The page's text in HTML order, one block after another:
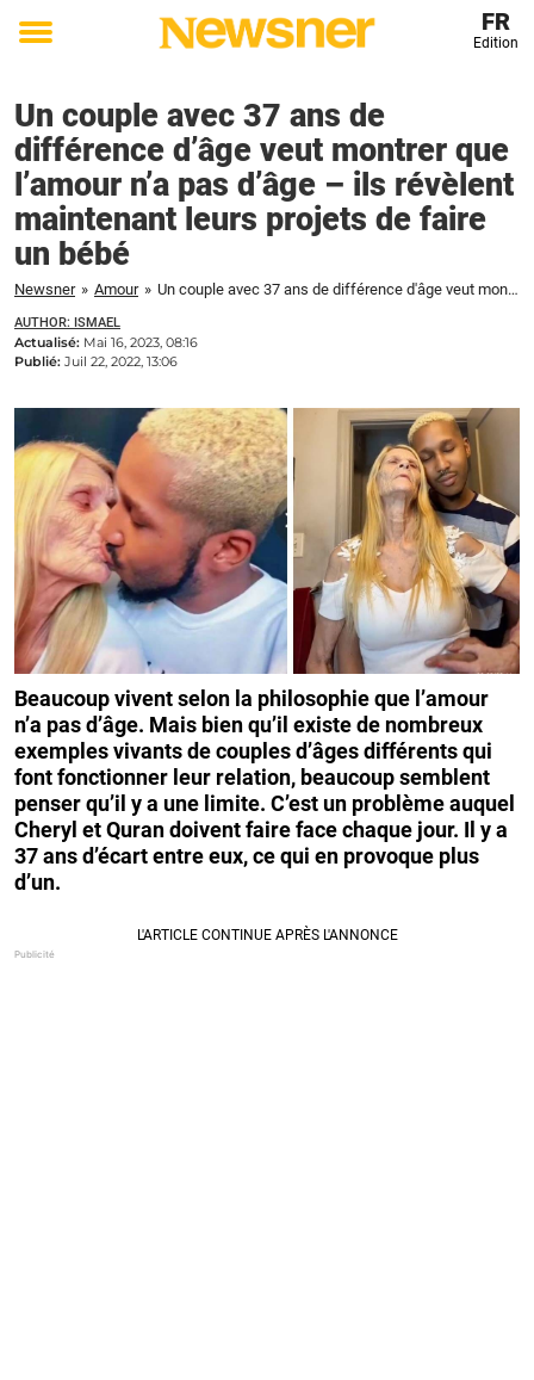
Toggle
FR
Edition
Un couple avec 37 ans de
différence d’âge veut montrer que
l’amour n’a pas d’âge – ils révèlent
maintenant leurs projets de faire
un bébé
Newsner » Amour » Un couple avec 37 ans de différence d'âge veut montrer que l'amour n'a pas d'âge - ils révèlent maintenant leurs projets de faire un bébé
AUTHOR: ISMAEL
Actualisé: Mai 16, 2023, 08:16
Publié: Juil 22, 2022, 13:06
Beaucoup vivent selon la philosophie que l’amour
n’a pas d’âge. Mais bien qu’il existe de nombreux
exemples vivants de couples d’âges différents qui
font fonctionner leur relation, beaucoup semblent
penser qu’il y a une limite. C’est un problème auquel
Cheryl et Quran doivent faire face chaque jour. Il y a
37 ans d’écart entre eux, ce qui en provoque plus
d’un.